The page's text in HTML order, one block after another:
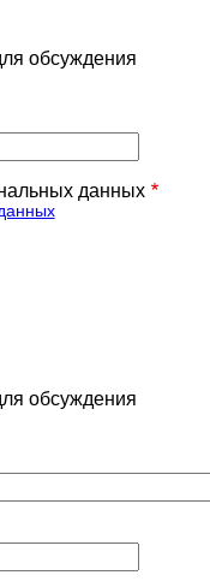
обсуждения
данных
обсуждения